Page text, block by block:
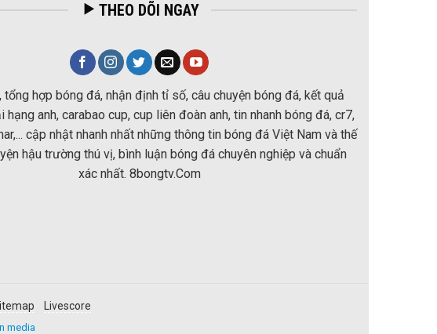
THEO DÕI NGAY
tổng hợp bóng đá, nhận định tỉ số, câu chuyện bóng đá, kết quả
hạng anh, carabao cup, cup liên đoàn anh, tin nhanh bóng đá, cr7,
cập nhật nhanh nhất những thông tin bóng đá Việt Nam và thế
hậu trường thú vị, bình luận bóng đá chuyên nghiệp và chuẩn
xác nhất. 8bongtv.Com
Livescore
media